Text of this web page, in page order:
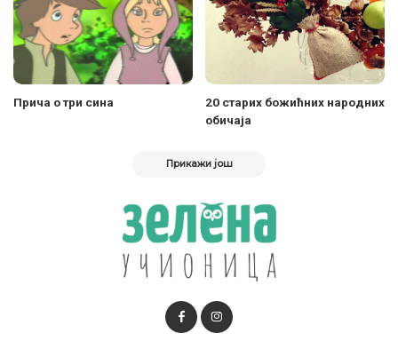
Прича о три сина
20 старих божићних народних
обичаја
Прикажи још